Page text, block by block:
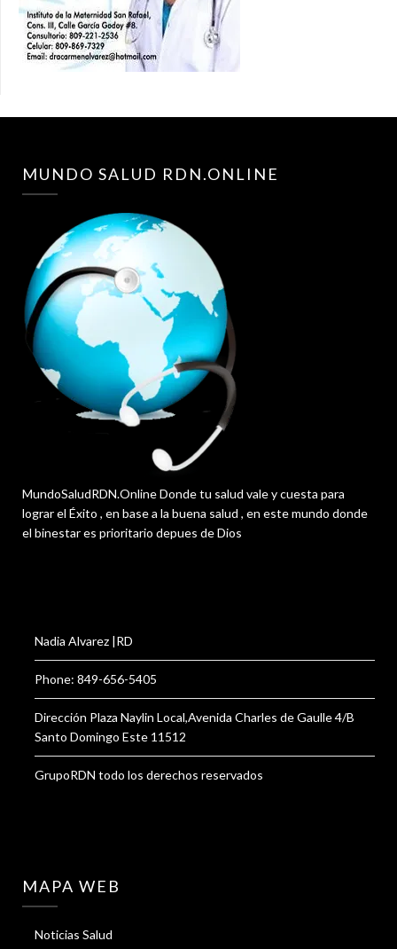
MUNDO SALUD RDN.ONLINE
MundoSaludRDN.Online Donde tu salud vale y cuesta para
lograr el Éxito , en base a la buena salud , en este mundo donde
el binestar es prioritario depues de Dios
Nadia Alvarez |RD
Phone: 849-656-5405
Dirección Plaza Naylin Local,Avenida Charles de Gaulle 4/B
Santo Domingo Este 11512
GrupoRDN todo los derechos reservados
MAPA WEB
Noticias Salud